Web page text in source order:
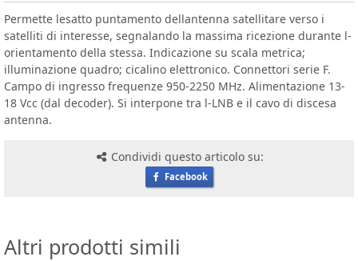
Permette lesatto puntamento dellantenna satellitare verso i
satelliti di interesse, segnalando la massima ricezione durante l-
orientamento della stessa. Indicazione su scala metrica;
illuminazione quadro; cicalino elettronico. Connettori serie F.
Campo di ingresso frequenze 950-2250 MHz. Alimentazione 13-
18 Vcc (dal decoder). Si interpone tra l-LNB e il cavo di discesa
antenna.
Condividi questo articolo su:
Facebook
Altri prodotti simili